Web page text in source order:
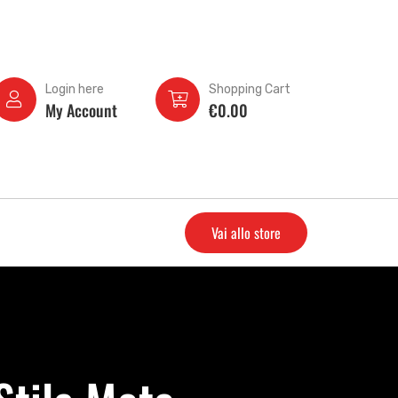
Login here
My Account
Shopping Cart
€0.00
Vai allo store